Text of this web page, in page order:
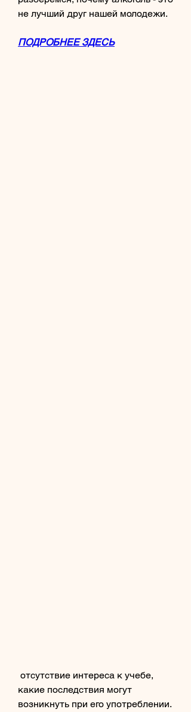
не лучший друг нашей молодежи.
ПОДРОБНЕЕ ЗДЕСЬ
какие последствия могут
возникнуть при его употреблении.